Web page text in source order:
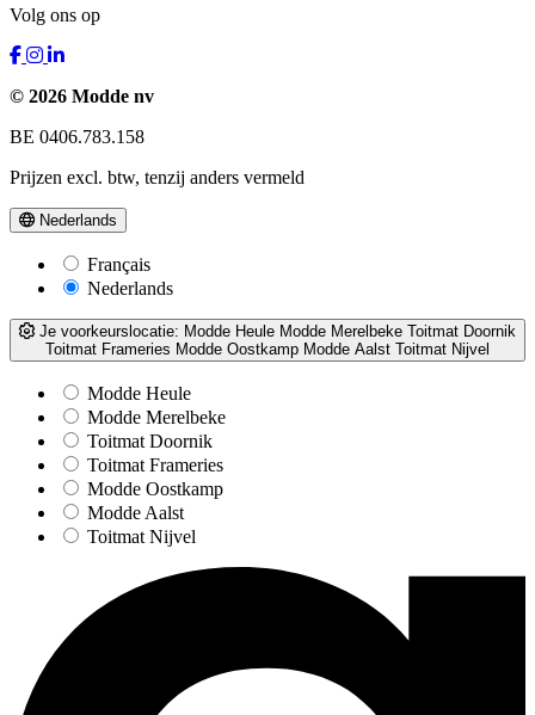
Volg ons op
© 2026 Modde nv
BE 0406.783.158
Prijzen excl. btw, tenzij anders vermeld
Nederlands
Français
Nederlands
Je voorkeurslocatie: Modde Heule Modde Merelbeke Toitmat Doornik
Toitmat Frameries Modde Oostkamp Modde Aalst Toitmat Nijvel
Modde Heule
Modde Merelbeke
Toitmat Doornik
Toitmat Frameries
Modde Oostkamp
Modde Aalst
Toitmat Nijvel